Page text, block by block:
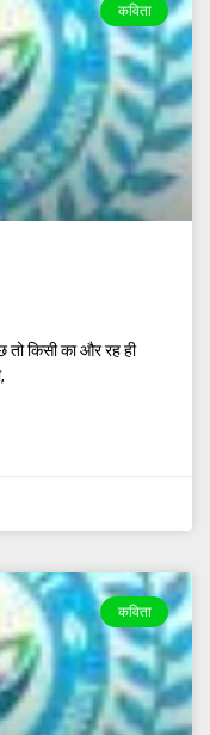
कविता
किसी का और रह ही
कविता